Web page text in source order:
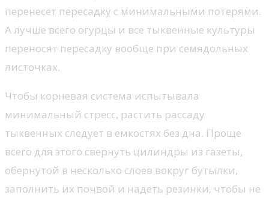
перенесет пересадку с минимальными потерями.
А лучше всего огурцы и все тыквенные культуры
переносят пересадку вообще при семядольных
листочках.
Чтобы корневая система испытывала
минимальный стресс, растить рассаду
тыквенных следует в емкостях без дна. Проще
всего для этого свернуть цилиндры из газеты,
обернутой в несколько слоев вокруг бутылки,
заполнить их почвой и надеть резинки, чтобы не